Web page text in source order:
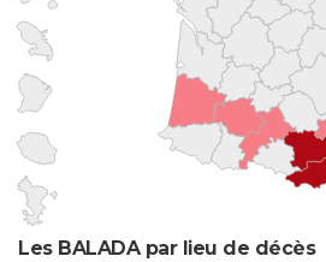
Les BALADA par lieu de décès